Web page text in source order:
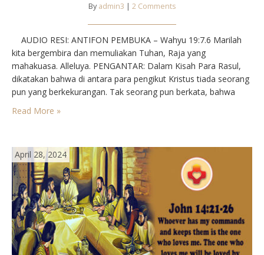
By admin3 | 2 Comments
AUDIO RESI: ANTIFON PEMBUKA – Wahyu 19:7.6 Marilah
kita bergembira dan memuliakan Tuhan, Raja yang
mahakuasa. Alleluya. PENGANTAR: Dalam Kisah Para Rasul,
dikatakan bahwa di antara para pengikut Kristus tiada seorang
pun yang berkekurangan. Tak seorang pun berkata, bahwa
semua berkecukupan. Bila kita bertemu di sini dan membagi-
Read More »
April 28, 2024